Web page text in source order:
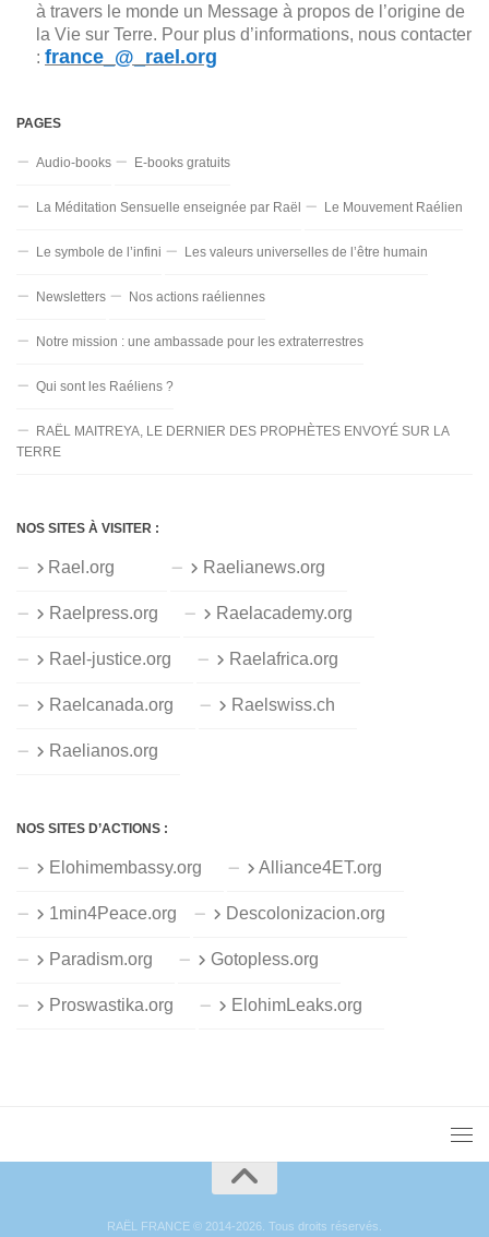
à travers le monde un Message à propos de l’origine de
la Vie sur Terre. Pour plus d’informations, nous contacter
: france_@_rael.org
PAGES
Audio-books E-books gratuits
La Méditation Sensuelle enseignée par Raël Le Mouvement Raélien
Le symbole de l’infini Les valeurs universelles de l’être humain
Newsletters Nos actions raéliennes
Notre mission : une ambassade pour les extraterrestres
Qui sont les Raéliens ?
RAËL MAITREYA, LE DERNIER DES PROPHÈTES ENVOYÉ SUR LA
TERRE
NOS SITES À VISITER :
Rael.org Raelianews.org
Raelpress.org Raelacademy.org
Rael-justice.org Raelafrica.org
Raelcanada.org Raelswiss.ch
Raelianos.org
NOS SITES D’ACTIONS :
Elohimembassy.org Alliance4ET.org
1min4Peace.org Descolonizacion.org
Paradism.org Gotopless.org
Proswastika.org ElohimLeaks.org
RAËL FRANCE © 2014-2026. Tous droits réservés.